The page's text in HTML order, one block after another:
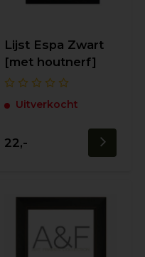
Lijst Espa Zwart
[met houtnerf]
Uitverkocht
22,-